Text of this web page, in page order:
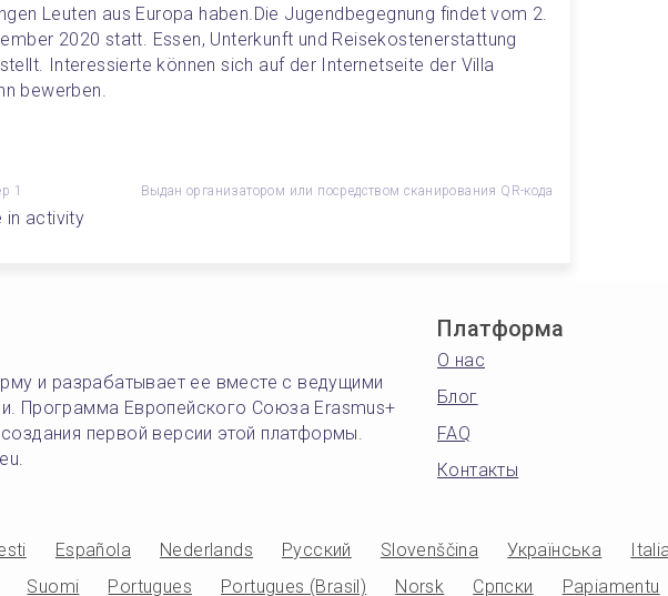
Leuten aus Europa haben.Die Jugendbegegnung findet vom 2.
2020 statt. Essen, Unterkunft und Reisekostenerstattung
Interessierte können sich auf der Internetseite der Villa
bewerben.
1 Выдан организатором или посредством сканирования QR-кода
in activity
и разрабатывает ее вместе с ведущими
Программа Европейского Союза Erasmus+
первой версии этой платформы.
Платформа
О нас
Блог
FAQ
Контакты
Española Nederlands Русский Slovenščina Українська
Suomi Portugues Portugues (Brasil) Norsk Српски Papiamentu